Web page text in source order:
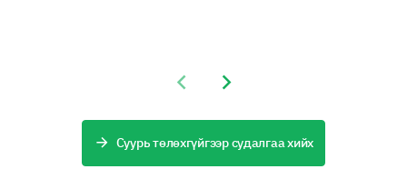
Инфраструктур
Previous slide
Next slide
Суурь төлөхгүйгээр судалгаа хийх